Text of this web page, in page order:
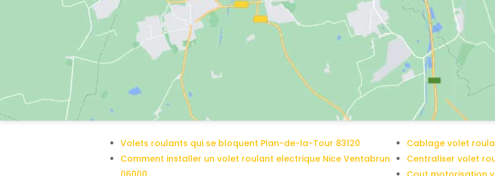
Volets roulants qui se bloquent Plan-de-la-Tour 83120
Comment installer un volet roulant electrique Nice Ventabrun
Cablage volet
Centraliser volet